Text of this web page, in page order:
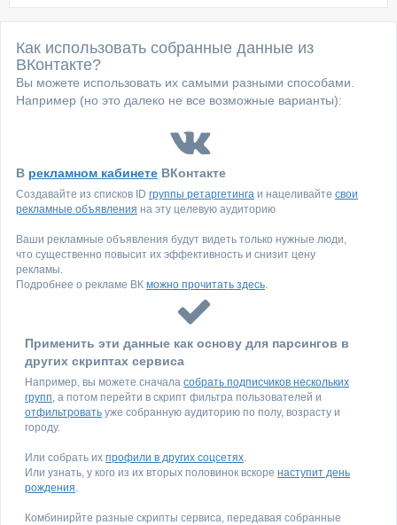
Как использовать собранные данные из
ВКонтакте?
Вы можете использовать их самыми разными способами.
Например (но это далеко не все возможные варианты):
В рекламном кабинете ВКонтакте
Создавайте из списков ID группы ретаргетинга и нацеливайте свои
рекламные объявления на эту целевую аудиторию
Ваши рекламные объявления будут видеть только нужные люди,
что существенно повысит их эффективность и снизит цену
рекламы.
Подробнее о рекламе ВК можно прочитать здесь.
Применить эти данные как основу для парсингов в
других скриптах сервиса
Например, вы можете сначала собрать подписчиков нескольких
групп, а потом перейти в скрипт фильтра пользователей и
отфильтровать уже собранную аудиторию по полу, возрасту и
городу.
Или собрать их профили в других соцсетях.
Или узнать, у кого из их вторых половинок вскоре наступит день
рождения.
Комбинирйте разные скрипты сервиса, передавая собранные